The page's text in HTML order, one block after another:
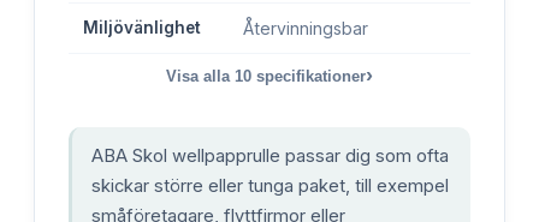
Miljövänlighet Återvinningsbar
Visa alla 10 specifikationer›
ABA Skol wellpapprulle passar dig som ofta
skickar större eller tunga paket, till exempel
småföretagare, flyttfirmor eller